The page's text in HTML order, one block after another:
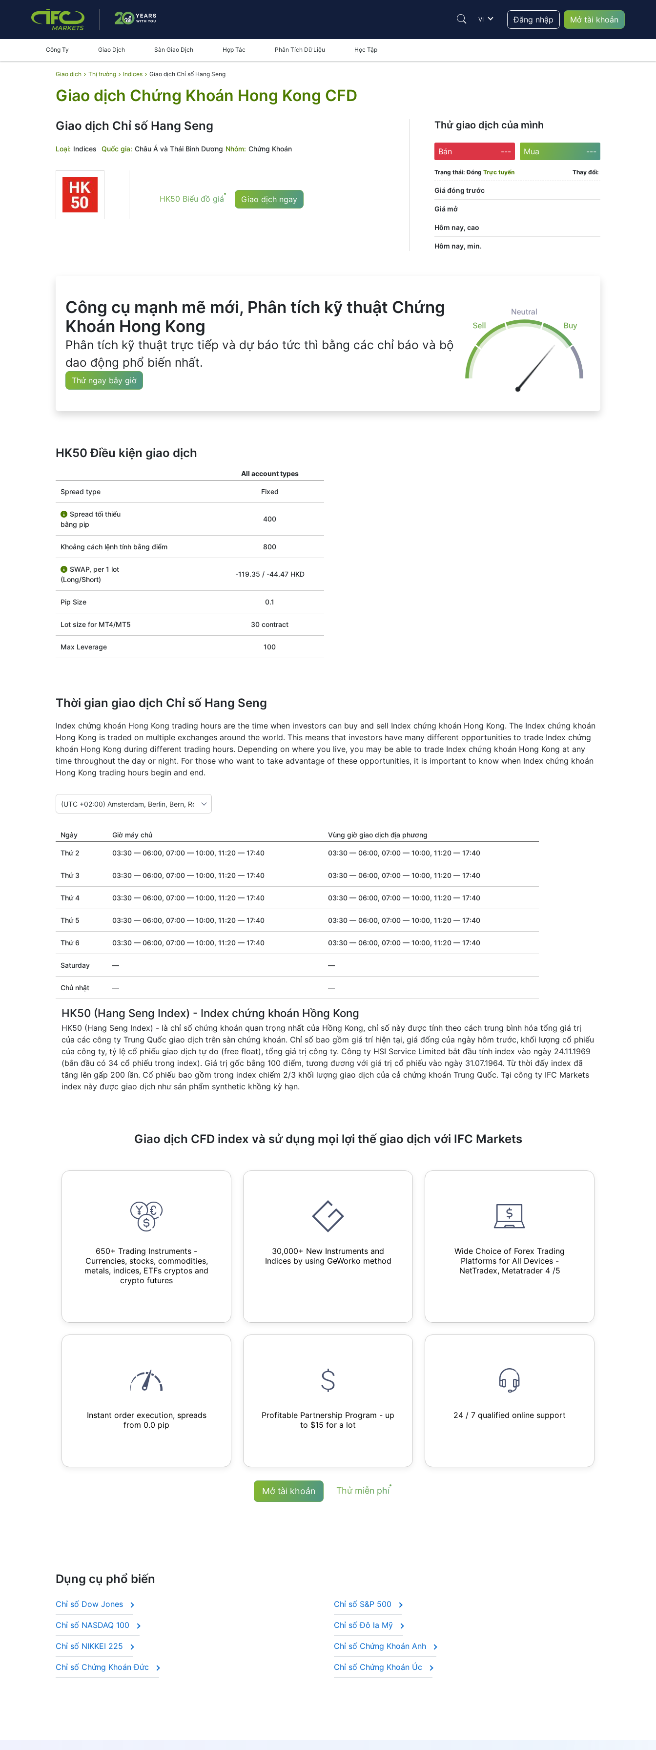
VI Đăng nhập Mở tài khoản
Công Ty Giao Dịch Sàn Giao Dịch Hợp Tác Phân Tích Dữ Liệu Học Tập
Giao dịch Thị trường Indices Giao dịch Chỉ số Hang Seng
Giao dịch Chứng Khoán Hong Kong CFD
Giao dịch Chỉ số Hang Seng
Loại: Indices Quốc gia: Châu Á và Thái Bình Dương Nhóm: Chứng Khoán
HK50 Biểu đồ giá Giao dịch ngay
Thử giao dịch của mình
Bán --- Mua ---
Trạng thái: Đóng Trực tuyến Thay đổi:
Giá đóng trước
Giá mở
Hôm nay, cao
Hôm nay, min.
Công cụ mạnh mẽ mới, Phân tích kỹ thuật Chứng
Khoán Hong Kong
Phân tích kỹ thuật trực tiếp và dự báo tức thì bằng các chỉ báo và bộ
dao động phổ biến nhất.
Thử ngay bây giờ
HK50 Điều kiện giao dịch
All account types
Spread type Fixed
Spread tối thiểu
bằng pip
400
Khoảng cách lệnh tính bằng điểm 800
SWAP, per 1 lot
(Long/Short)
-119.35 / -44.47HKD
Pip Size 0.1
Lot size for МТ4/МТ5 30 contract
Max Leverage 100
Thời gian giao dịch Chỉ số Hang Seng
Index chứng khoán Hong Kong trading hours are the time when investors can buy and sell Index chứng khoán Hong Kong. The Index chứng khoán
Hong Kong is traded on multiple exchanges around the world. This means that investors have many different opportunities to trade Index chứng
khoán Hong Kong during different trading hours. Depending on where you live, you may be able to trade Index chứng khoán Hong Kong at any
time throughout the day or night. For those who want to take advantage of these opportunities, it is important to know when Index chứng khoán
Hong Kong trading hours begin and end.
Ngày Giờ máy chủ Vùng giờ giao dịch địa phương
Thứ 2 03:30 — 06:00, 07:00 — 10:00, 11:20 — 17:40 03:30 — 06:00, 07:00 — 10:00, 11:20 — 17:40
Thứ 3 03:30 — 06:00, 07:00 — 10:00, 11:20 — 17:40 03:30 — 06:00, 07:00 — 10:00, 11:20 — 17:40
Thứ 4 03:30 — 06:00, 07:00 — 10:00, 11:20 — 17:40 03:30 — 06:00, 07:00 — 10:00, 11:20 — 17:40
Thứ 5 03:30 — 06:00, 07:00 — 10:00, 11:20 — 17:40 03:30 — 06:00, 07:00 — 10:00, 11:20 — 17:40
Thứ 6 03:30 — 06:00, 07:00 — 10:00, 11:20 — 17:40 03:30 — 06:00, 07:00 — 10:00, 11:20 — 17:40
Saturday — —
Chủ nhật — —
HK50 (Hang Seng Index) - Index chứng khoán Hồng Kong
HK50 (Hang Seng Index) - là chỉ số chứng khoán quan trọng nhất của Hồng Kong, chỉ số này được tính theo cách trung bình hóa tổng giá trị
của các công ty Trung Quốc giao dịch trên sàn chứng khoán. Chỉ số bao gồm giá trí hiện tại, giá đống của ngày hôm trước, khối lượng cổ phiếu
của công ty, tỷ lệ cổ phiếu giao dịch tự do (free float), tổng giá trị công ty. Công ty HSI Service Limited bắt đầu tính index vào ngày 24.11.1969
(bắn đầu có 34 cổ phiếu trong index). Giá trị gốc bằng 100 điểm, tương đương với giá trị cổ phiếu vào ngày 31.07.1964. Từ thời đấy index đã
tăng lên gấp 200 lần. Cổ phiếu bao gồm trong index chiếm 2/3 khối lượng giao dịch của cả chứng khoán Trung Quốc. Tại công ty IFC Markets
index này được giao dịch như sản phẩm synthetic khồng kỳ hạn.
Giao dịch CFD index và sử dụng mọi lợi thế giao dịch với IFC Markets
650+ Trading Instruments -
Currencies, stocks, commodities,
metals, indices, ETFs cryptos and
crypto futures
30,000+ New Instruments and
Indices by using GeWorko method
Wide Choice of Forex Trading
Platforms for All Devices -
NetTradex, Metatrader 4 /5
Instant order execution, spreads
from 0.0 pip
Profitable Partnership Program - up
to $15 for a lot
24 / 7 qualified online support
Mở tài khoản Thử miễn phí
Dụng cụ phổ biến
Chỉ số Dow Jones Chỉ số S&P 500
Chỉ số NASDAQ 100 Chỉ số Đô la Mỹ
Chỉ số NIKKEI 225 Chỉ số Chứng Khoán Anh
Chỉ số Chứng Khoán Đức Chỉ số Chứng Khoán Úc